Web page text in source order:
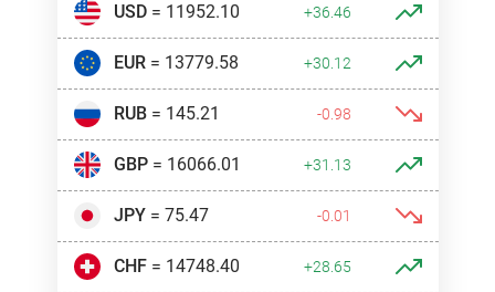
USD= 11952.10 +36.46
EUR= 13779.58 +30.12
RUB= 145.21 -0.98
GBP= 16066.01 +31.13
JPY= 75.47 -0.01
CHF= 14748.40 +28.65